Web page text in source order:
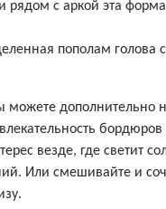
рядом с аркой эта
пополам голова
можете дополнительно
везде, где светит
Или смешивайте и